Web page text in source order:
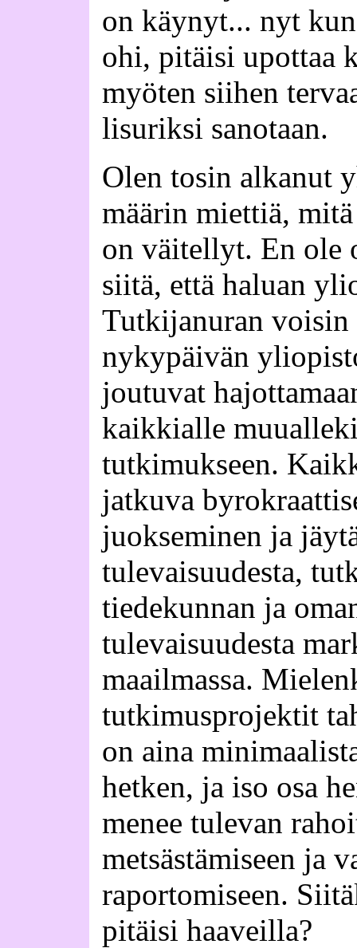
on käynyt... nyt
ohi, pitäisi upottaa
myöten siihen
lisuriksi sanotaan.
Olen tosin alkanut
määrin miettiä,
on väitellyt. En ole
siitä, että haluan
Tutkijanuran
nykypäivän
joutuvat
kaikkialle
tutkimukseen.
jatkuva
juokseminen ja
tulevaisuudesta,
tiedekunnan ja
tulevaisuudesta
maailmassa.
tutkimusprojektit
on aina
hetken, ja iso osa
menee tulevan
metsästämiseen ja
raportomiseen.
pitäisi haaveilla?